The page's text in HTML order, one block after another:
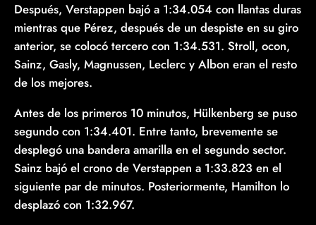
Después, Verstappen bajó a 1:34.054 con llantas duras
mientras que Pérez, después de un despiste en su giro
anterior, se colocó tercero con 1:34.531. Stroll, ocon,
Sainz, Gasly, Magnussen, Leclerc y Albon eran el resto
de los mejores.
Antes de los primeros 10 minutos, Hülkenberg se puso
segundo con 1:34.401. Entre tanto, brevemente se
desplegó una bandera amarilla en el segundo sector.
Sainz bajó el crono de Verstappen a 1:33.823 en el
siguiente par de minutos. Posteriormente, Hamilton lo
desplazó con 1:32.967.